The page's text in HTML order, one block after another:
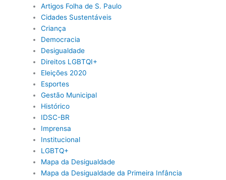
Artigos Folha de S. Paulo
Cidades Sustentáveis
Criança
Democracia
Desigualdade
Direitos LGBTQI+
Eleições 2020
Esportes
Gestão Municipal
Histórico
IDSC-BR
Imprensa
Institucional
LGBTQ+
Mapa da Desigualdade
Mapa da Desigualdade da Primeira Infância